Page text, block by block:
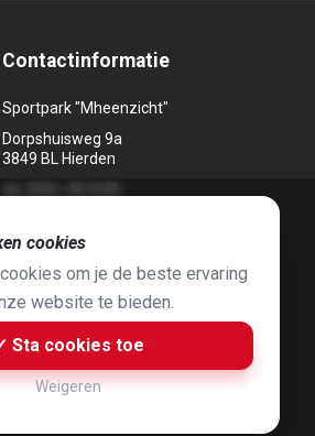
Contactinformatie
Sportpark "Mheenzicht"
Dorpshuisweg 9a
3849 BL Hierden
Hop & ontwerpen door
Bluey B.V.& Jelle de Haan
cookies
om je de beste ervaring
website te bieden.
Sta cookies toe
Weigeren